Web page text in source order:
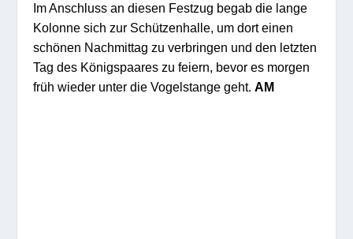
Im Anschluss an diesen Festzug begab die lange
Kolonne sich zur Schützenhalle, um dort einen
schönen Nachmittag zu verbringen und den letzten
Tag des Königspaares zu feiern, bevor es morgen
früh wieder unter die Vogelstange geht.AM